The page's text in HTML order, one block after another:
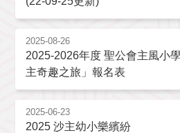
2025-08-26
2025-2026年度 聖公會主風小
主奇趣之旅」報名表
2025-06-23
2025 沙主幼小樂繽紛